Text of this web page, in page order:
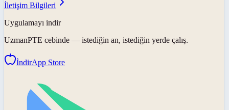
İletişim Bilgileri
Uygulamayı indir
UzmanPTE cebinde — istediğin an, istediğin yerde çalış.
İndirApp Store